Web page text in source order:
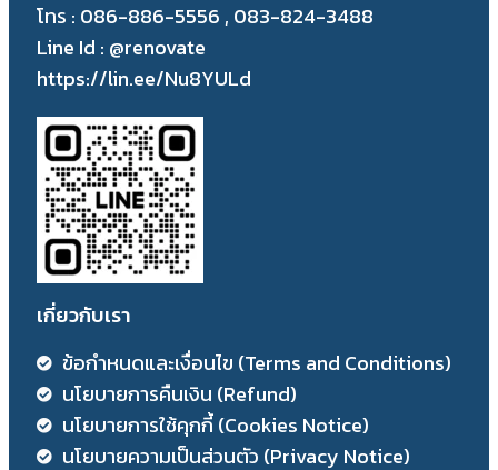
โทร : 086-886-5556 , 083-824-3488
Line Id : @renovate
https://lin.ee/Nu8YULd
เกี่ยวกับเรา
ข้อกำหนดและเงื่อนไข (Terms and Conditions)
นโยบายการคืนเงิน (Refund)
นโยบายการใช้คุกกี้ (Cookies Notice)
นโยบายความเป็นส่วนตัว (Privacy Notice)